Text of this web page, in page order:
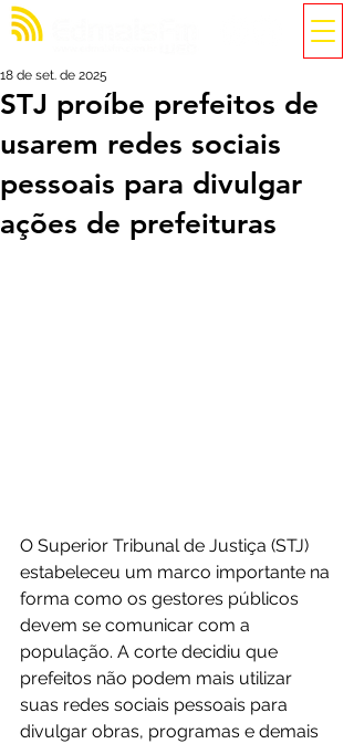
STJ proíbe prefeitos de
usarem redes sociais
pessoais para divulgar
ações de prefeituras
18 de set. de 2025
O Superior Tribunal de Justiça (STJ)
estabeleceu um marco importante na
forma como os gestores públicos
devem se comunicar com a
população. A corte decidiu que
prefeitos não podem mais utilizar
suas redes sociais pessoais para
divulgar obras, programas e demais